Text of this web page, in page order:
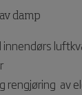
damp
innendørs
rengjøring av